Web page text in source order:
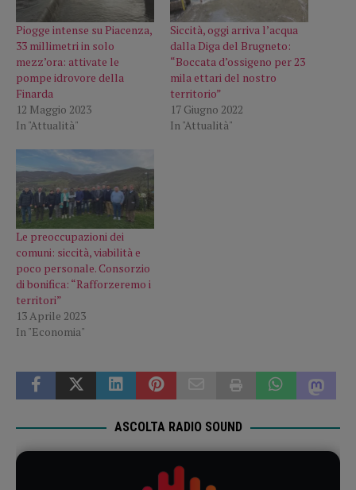
Piogge intense su Piacenza,
33 millimetri in solo
mezz’ora: attivate le
pompe idrovore della
Finarda
12 Maggio 2023
In "Attualità"
Siccità, oggi arriva l’acqua
dalla Diga del Brugneto:
“Boccata d’ossigeno per 23
mila ettari del nostro
territorio”
17 Giugno 2022
In "Attualità"
Le preoccupazioni dei
comuni: siccità, viabilità e
poco personale. Consorzio
di bonifica: “Rafforzeremo i
territori”
13 Aprile 2023
In "Economia"
ASCOLTA RADIO SOUND